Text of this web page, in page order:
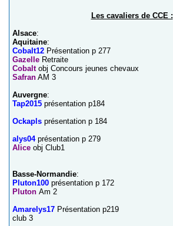
Les cavaliers de CCE :
Alsace:
Aquitaine:
Cobalt12 Présentation p 277
Gazelle Retraite
Cobaltobj Concours jeunes chevaux
Safran AM 3
Auvergne:
Tap2015 présentation p184
Ockapls présentation p 184
alys04présentation p 279
Alice obj Club1
Basse-Normandie:
Pluton100 présentation p 172
Pluton Am 2
Amarelys17 Présentation p219
club 3